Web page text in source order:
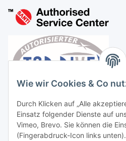
Wie wir Cookies & Co
Durch Klicken auf „Alle
Einsatz folgender Dienste auf
Vimeo, Brevo. Sie können die
(Fingerabdruck-Icon links